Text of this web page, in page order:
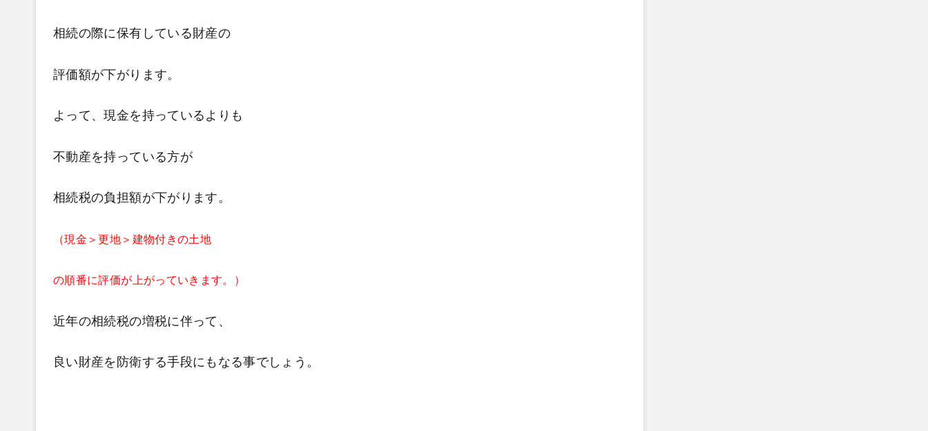
相続の際に保有している財産の
評価額が下がります。
よって、現金を持っているよりも
不動産を持っている方が
相続税の負担額が下がります。
（現金＞更地＞建物付きの土地
の順番に評価が上がっていきます。）
近年の相続税の増税に伴って、
良い財産を防衛する手段にもなる事でしょう。